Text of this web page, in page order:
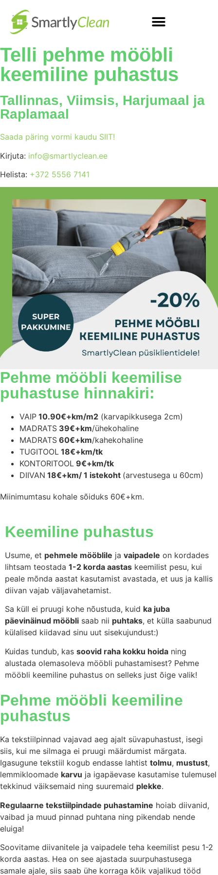
Telli pehme mööbli
keemiline puhastus
Tallinnas, Viimsis, Harjumaal ja
Raplamaal
Saada päring vormi kaudu SIIT!
Kirjuta: info@smartlyclean.ee
Helista: +372 5556 7141
Pehme mööbli keemilise
puhastuse hinnakiri:
VAIP 10.90€+km/m2 (karvapikkusega 2cm)
MADRATS 39€+km/ühekohaline
MADRATS 60€+km/kahekohaline
TUGITOOL 18€+km/tk
KONTORITOOL 9€+km/tk
DIIVAN 18€+km/ 1 istekoht (arvestusega u 60cm)
Miinimumtasu kohale sõiduks 60€+km.
Keemiline puhastus
Usume, et pehmele mööblile ja vaipadele on kordades
lihtsam teostada 1-2 korda aastas keemilist pesu, kui
peale mõnda aastat kasutamist avastada, et uus ja kallis
diivan vajab väljavahetamist.
Sa küll ei pruugi kohe nõustuda, kuid ka juba
päevinäinud mööbli saab nii puhtaks, et külla saabunud
külalised kiidavad sinu uut sisekujundust:)
Kuidas tundub, kas soovid raha kokku hoida ning
alustada olemasoleva mööbli puhastamisest? Pehme
mööbli keemiline puhastus on selleks just õige valik!
Pehme mööbli keemiline
puhastus
Ka tekstiilpinnad vajavad aeg ajalt süvapuhastust, isegi
siis, kui me silmaga ei pruugi määrdumist märgata.
Igasugune tekstiil kogub endasse lahtist tolmu, mustust,
lemmikloomade karvu ja igapäevase kasutamise tulemusel
tekkinud väiksemaid ning suuremaid plekke.
Regulaarne tekstiilpindade puhastamine hoiab diivanid,
vaibad ja muud pinnad puhtana ning pikendab nende
eluiga!
Soovitame diivanitele ja vaipadele teha keemilist pesu 1-2
korda aastas. Hea on see ajastada suurpuhastusega
samale ajale, siis saab ühe korraga kõik vajalikud tööd